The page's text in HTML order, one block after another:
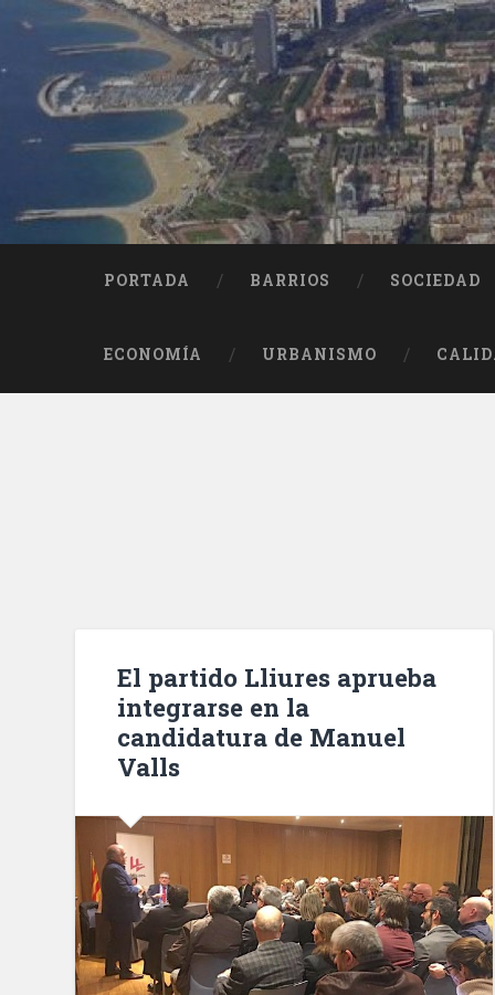
contenido
Buscar
PORTADA BARRIOS SOCIEDAD
ECONOMÍA URBANISMO
El partido Lliures aprueba
integrarse en la
candidatura de Manuel
Valls